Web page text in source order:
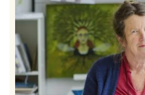
Frøydis